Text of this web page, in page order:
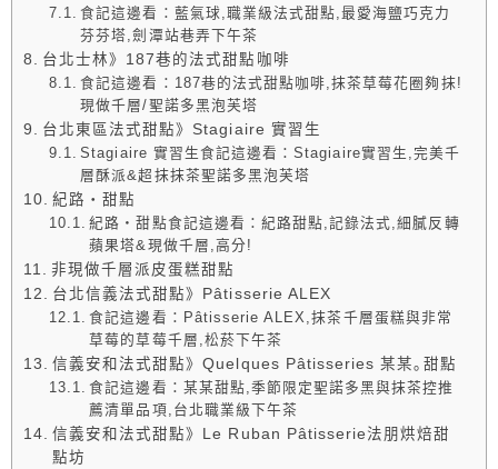
食記這邊看：藍氣球,職業級法式甜點,最愛海鹽巧克力
芬芬塔,劍潭站巷弄下午茶
台北士林》187巷的法式甜點咖啡
食記這邊看：187巷的法式甜點咖啡,抹茶草莓花圈夠抹!
現做千層/聖諾多黑泡芙塔
台北東區法式甜點》Stagiaire 實習生
Stagiaire 實習生食記這邊看：Stagiaire實習生,完美千
層酥派&超抹抹茶聖諾多黑泡芙塔
紀路・甜點
紀路・甜點食記這邊看：紀路甜點,記錄法式,細膩反轉
蘋果塔&現做千層,高分!
非現做千層派皮蛋糕甜點
台北信義法式甜點》Pâtisserie ALEX
食記這邊看：Pâtisserie ALEX,抹茶千層蛋糕與非常
草莓的草莓千層,松菸下午茶
信義安和法式甜點》Quelques Pâtisseries 某某｡甜點
食記這邊看：某某甜點,季節限定聖諾多黑與抹茶控推
薦清單品項,台北職業級下午茶
信義安和法式甜點》Le Ruban Pâtisserie法朋烘焙甜
點坊